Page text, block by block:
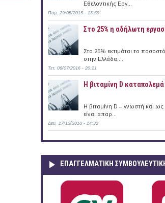
Εθελοντικής Εργ...
Παρ, 29/05/2015 - 13:59
Στο 25% η αδήλωτη
Στο 25% εκτιμάται το
στην Ελλάδα,...
Τετ, 06/07/2016 - 20:21
Η βιταμίνη D
Η βιταμίνη D – γνωστή και ως
είναι απαρ...
Δευ, 17/12/2018 - 14:33
ΕΠΑΓΓΕΛΜΑΤΙΚΉ